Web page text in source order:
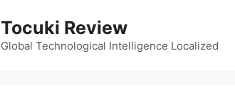
Tocuki Review
Global Technological Intelligence Localized